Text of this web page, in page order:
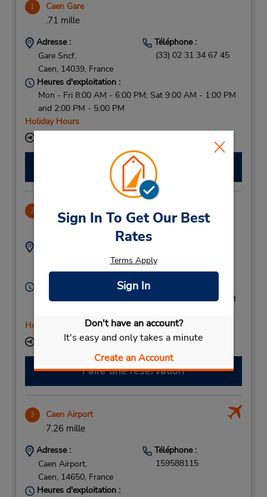
Sign In To Get Our Best
Rates
Terms Apply
Sign In
Don't have an account?
It's easy and only takes a minute
Create an Account
1 Caen Gare
.71 mille
Adresse :
Gare Sncf,
Caen, 14039, France
Téléphone :
(33) 02 31 34 67 45
Heures d'exploitation :
Mon - Fri 8:00 AM - 6:00 PM; Sat 9:00 AM - 1:00 PM
and 2:00 PM - 5:00 PM
Holiday Hours
Faire une réservation
2 Caen Dt
1.14 mille
Adresse :
44 Place De La Gare,
Caen, 14000, France
159588116
Heures d'exploitation :
Mon - Fri 8:00 AM - 6:00 PM; Sat 9:00 AM - 1:00 PM
Holiday Hours
Succursale avec boîte de dépôt des clés
Faire une réservation
3 Caen Airport
7.26 mille
Adresse :
Caen Airport,
Caen, 14650, France
Téléphone :
159588115
Heures d'exploitation :